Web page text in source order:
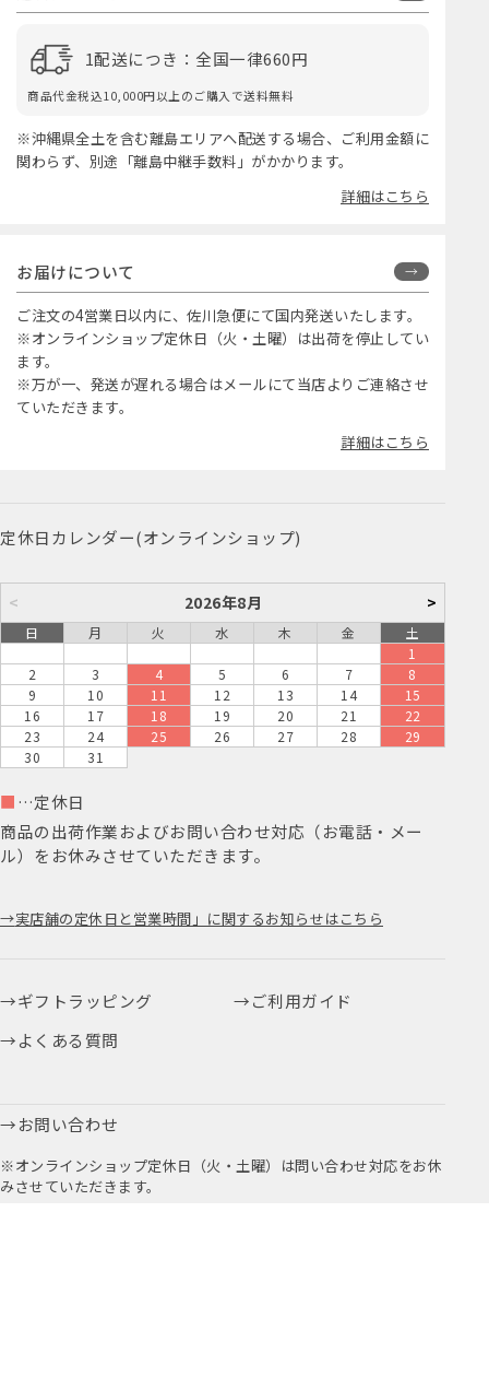
1配送につき：全国一律660円
商品代金税込10,000円以上のご購入で送料無料
※沖縄県全土を含む離島エリアへ配送する場合、ご利用金額に
関わらず、別途「離島中継手数料」がかかります。
詳細はこちら
お届けについて
ご注文の4営業日以内に、佐川急便にて国内発送いたします。
※オンラインショップ定休日（火・土曜）は出荷を停止してい
ます。
※万が一、発送が遅れる場合はメールにて当店よりご連絡させ
ていただきます。
詳細はこちら
定休日カレンダー(オンラインショップ)
< 2026年8月 >
日 月 火 水 木 金
土
1
2
3 4 5 6 7
8
9
10 11 12 13 14
15
16
17 18 19 20 21
22
23
24 25 26 27 28
29
30
31
■ …定休日
商品の出荷作業およびお問い合わせ対応（お電話・メー
ル）をお休みさせていただきます。
実店舗の定休日と営業時間」に関するお知らせはこちら
ギフトラッピング
ご利用ガイド
よくある質問
お問い合わせ
※オンラインショップ定休日（火・土曜）は問い合わせ対応をお休
みさせていただきます。